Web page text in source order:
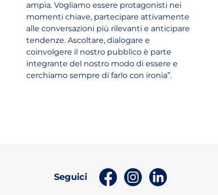
ampia. Vogliamo essere protagonisti nei
momenti chiave, partecipare attivamente
alle conversazioni più rilevanti e anticipare
tendenze. Ascoltare, dialogare e
coinvolgere il nostro pubblico è parte
integrante del nostro modo di essere e
cerchiamo sempre di farlo con ironia”.
Seguici (apri in un nuovo tab)
(apri in un nuovo